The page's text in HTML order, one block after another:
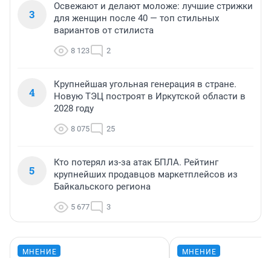
3
Освежают и делают моложе: лучшие стрижки
для женщин после 40 — топ стильных
вариантов от стилиста
8 123 2
4
Крупнейшая угольная генерация в стране.
Новую ТЭЦ построят в Иркутской области в
2028 году
8 075 25
5
Кто потерял из-за атак БПЛА. Рейтинг
крупнейших продавцов маркетплейсов из
Байкальского региона
5 677 3
МНЕНИЕ МНЕНИЕ